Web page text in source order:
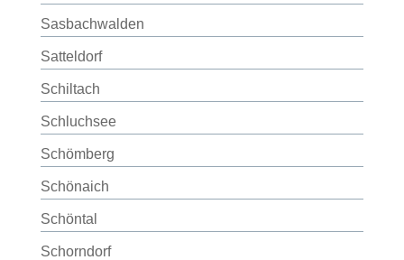
Sasbachwalden
Satteldorf
Schiltach
Schluchsee
Schömberg
Schönaich
Schöntal
Schorndorf